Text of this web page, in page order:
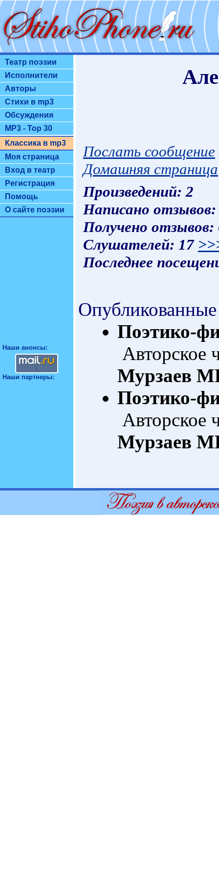
Театр поэзии
Исполнители
Авторы
Стихи в mp3
Обсуждения
MP3 - Top 30
Классика в mp3
Моя страница
Вход в театр
Регистрация
Помощь
О сайте поэзии
Наши анонсы:
Наши партнеры:
Послать сообщение
Домашняя страница
Произведений: 2
Написано
Получено
Слушателей: 17
Последнее
Поэтико-
Авторское
Мурзаев
Поэтико-
Авторское
Мурзаев